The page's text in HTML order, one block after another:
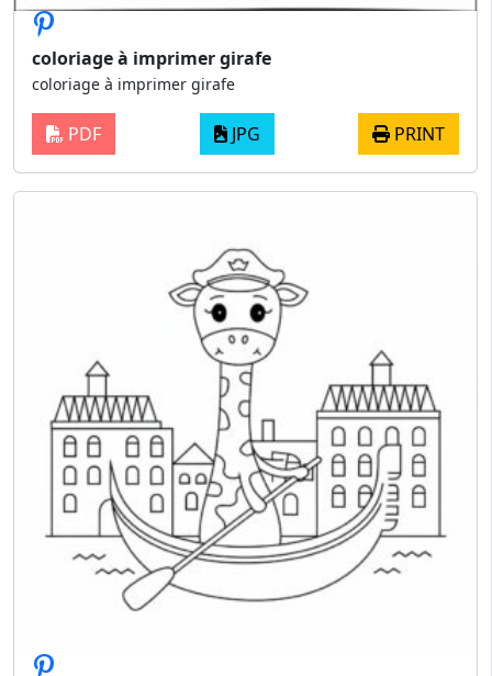
coloriage à imprimer girafe
coloriage à imprimer girafe
PDF JPG PRINT